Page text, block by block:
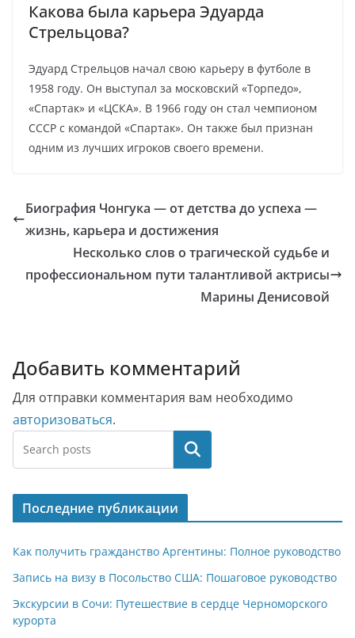
Какова была карьера Эдуарда
Стрельцова?
Эдуард Стрельцов начал свою карьеру в футболе в
1958 году. Он выступал за московский «Торпедо»,
«Спартак» и «ЦСКА». В 1966 году он стал чемпионом
СССР с командой «Спартак». Он также был признан
одним из лучших игроков своего времени.
Биография Чонгука — от детства до успеха —
жизнь, карьера и достижения
Несколько слов о трагической судьбе и
профессиональном пути талантливой актрисы
Марины Денисовой
Добавить комментарий
Для отправки комментария вам необходимо
авторизоваться.
Поиск
Последние публикации
Как получить гражданство Аргентины: Полное руководство
Запись на визу в Посольство США: Пошаговое руководство
Экскурсии в Сочи: Путешествие в сердце Черноморского
курорта